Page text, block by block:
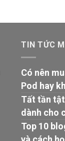
TIN TỨC
Có nên
Pod hay
Tất tần
dành cho
Top 10